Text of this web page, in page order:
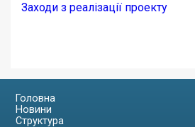
Заходи з реалізації проекту
Головна
Новини
Структура